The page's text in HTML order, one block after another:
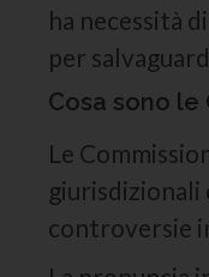
ha necessità
per
Cosa sono
Le
giurisdizionali
controversie